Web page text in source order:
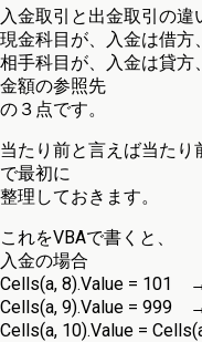
入金取引と出金取引の違
現金科目が、入金は借方
相手科目が、入金は貸方
金額の参照先
の３点です。
当たり前と言えば当た
で最初に
整理しておきます。
これをVBAで書くと、
入金の場合
Cells(a, 8).Value = 101
Cells(a, 9).Value = 999
Cells(a, 10).Value =